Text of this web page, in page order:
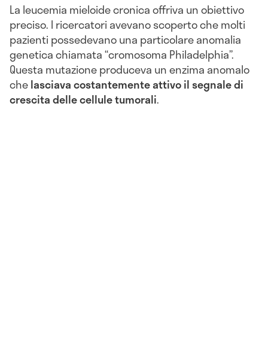
La leucemia mieloide cronica offriva un obiettivo
preciso. I ricercatori avevano scoperto che molti
pazienti possedevano una particolare anomalia
genetica chiamata “cromosoma Philadelphia”.
Questa mutazione produceva un enzima anomalo
chelasciava costantemente attivo il segnale di
crescita delle cellule tumorali.